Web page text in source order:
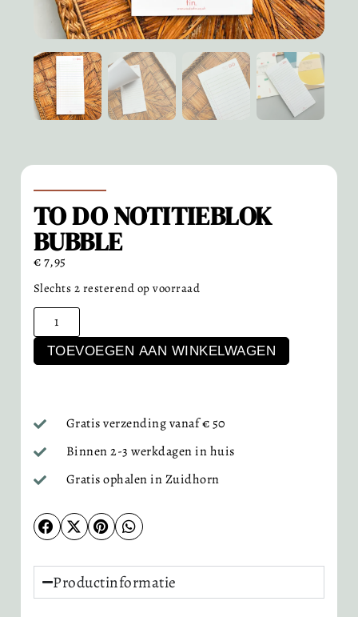
TO DO NOTITIEBLOK
BUBBLE
€7,95
Slechts 2 resterend op voorraad
TOEVOEGEN AAN WINKELWAGEN
Gratis verzending vanaf € 50
Binnen 2-3 werkdagen in huis
Gratis ophalen in Zuidhorn
Productinformatie